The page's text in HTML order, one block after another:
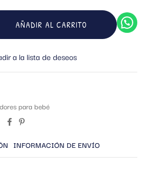
AÑADIR AL CARRITO
a la lista de deseos
para bebé
INFORMACIÓN DE ENVÍO